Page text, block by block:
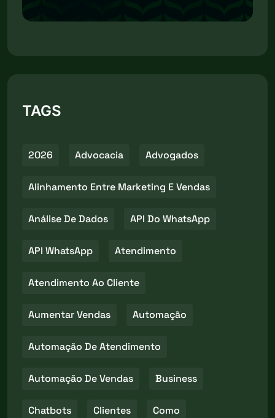
TAGS
2026 Advocacia Advogados
Alinhamento Entre Marketing E Vendas
Análise De Dados API Do WhatsApp
API WhatsApp Atendimento
Atendimento Ao Cliente
Aumentar Vendas Automação
Automação De Atendimento
Automação De Vendas Business
Chatbots Clientes Como